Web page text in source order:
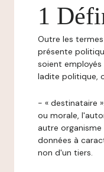
1
Outre les
présente
soient employés
ladite politique,
- « destinataire
ou morale,
autre
données à
non d'un tiers.